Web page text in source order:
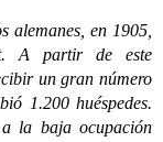
en 1905,
A partir de este
un gran número
1.200 huéspedes.
la baja ocupación